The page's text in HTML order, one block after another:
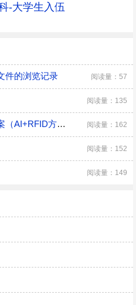
-大学生入伍
件的浏览记录 阅读量：57
阅读量：135
公安警用装备管理系统组建方案（AI+RFID方案） 阅读量：162
阅读量：152
阅读量：149